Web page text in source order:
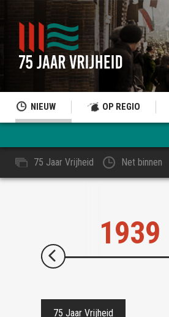
NIEUW OP REGIO
75 Jaar Vrijheid Net binnen
1939